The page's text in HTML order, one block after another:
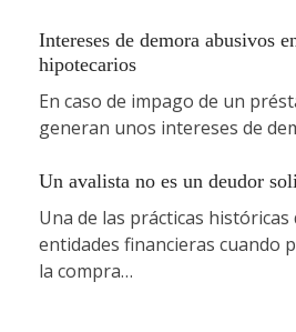
Intereses de demora abusivos
hipotecarios
En caso de impago de un
generan unos intereses de
Un avalista no es un deudor
Una de las prácticas
entidades financieras cuando
la compra…